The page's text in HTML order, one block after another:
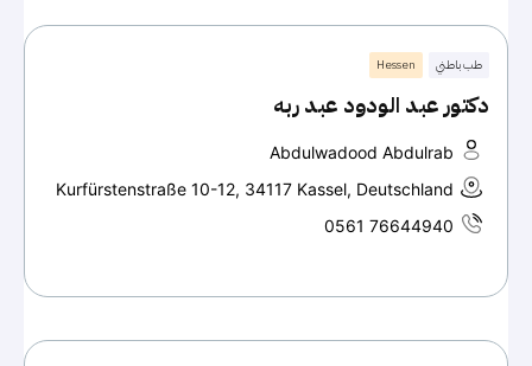
طب باطني Hessen
دكتور عبد الودود عبد ربه
Abdulwadood Abdulrab
Kurfürstenstraße 10-12, 34117 Kassel, Deutschland
0561 76644940